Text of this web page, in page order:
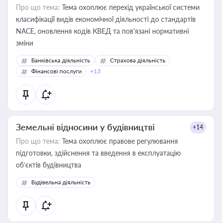
Про що тема: Тема охоплює перехід української системи
класифікації видів економічної діяльності до стандартів
NACE, оновлення кодів КВЕД та пов'язані нормативні
зміни
Банківська діяльність
Страхова діяльність
Фінансові послуги
+13
Земельні відносини у будівництві +14
Про що тема: Тема охоплює правове регулювання
підготовки, здійснення та введення в експлуатацію
об’єктів будівництва
Будівельна діяльність